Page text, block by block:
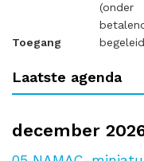
Toegang
(onder
Laatste agenda
december